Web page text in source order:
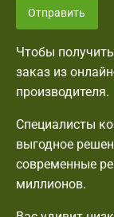
Отправить
Чтобы
заказ из
производителя.
Специалисты
выгодное
современные
миллионов.